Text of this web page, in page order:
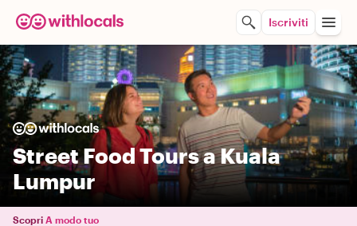
Iscriviti
Street Food Tours a Kuala
Lumpur
Scopri A modo tuo